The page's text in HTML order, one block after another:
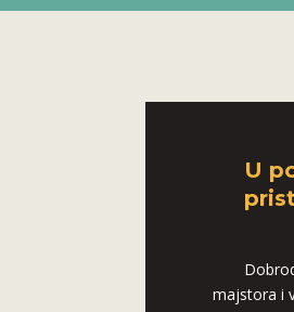
U
majstora i